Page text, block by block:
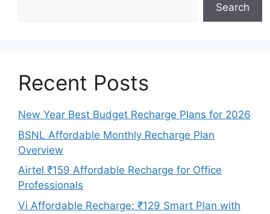
Search
Recent Posts
New Year Best Budget Recharge Plans for 2026
BSNL Affordable Monthly Recharge Plan
Overview
Airtel ₹159 Affordable Recharge for Office
Professionals
Vi Affordable Recharge: ₹129 Smart Plan with